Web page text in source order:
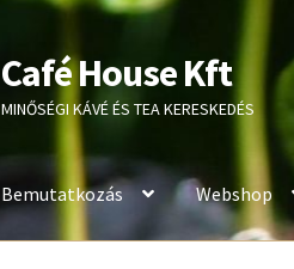
Ugrás
a
navigációhoz
Kilépés
a
tartalomba
Café House Kft
MINŐSÉGI KÁVÉ ÉS TEA KERESKEDÉS
Bemutatkozás Webshop